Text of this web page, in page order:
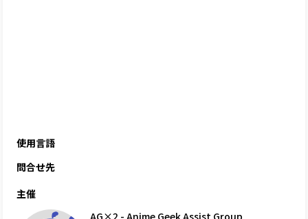
使用言語
問合せ先
主催
AG×2 - Anime Geek Assist Group